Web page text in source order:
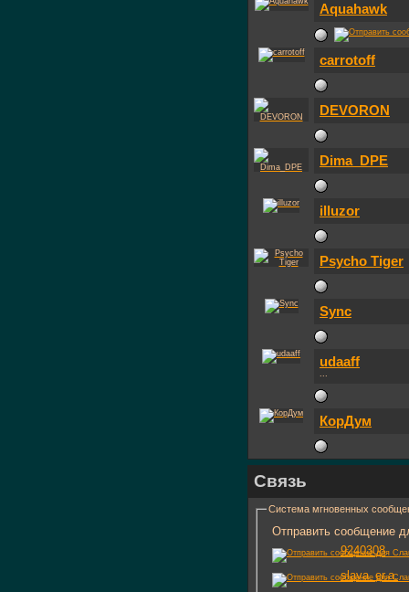
Aquahawk
carrotoff
DEVORON
Dima_DPE
illuzor
Psycho Tiger
Sync
udaaff
КорДум
Связь
Система мгновенных
Отправить сообщение
9240308
slava_er.a.